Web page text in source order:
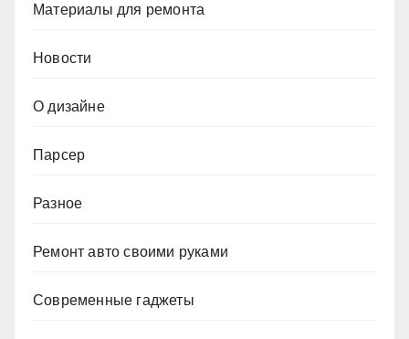
Материалы для ремонта
Новости
О дизайне
Парсер
Разное
Ремонт авто своими руками
Современные гаджеты